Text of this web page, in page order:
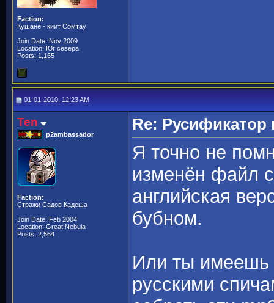
Faction:
Кушане - киит Сомтау
Join Date: Nov 2009
Location: Юг севера
Posts: 1,165
01-01-2010, 12:23 AM
Ten
p2ambassador
Faction:
Стражи Садов Кадеша
Join Date: Feb 2004
Location: Great Nebula
Posts: 2,564
Re: Русификатор
Я точно не
изменён файл
английская
бубном.
Или ты имеешь
русскими